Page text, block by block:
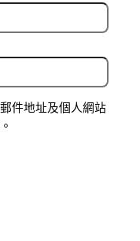
件地址及個人網站